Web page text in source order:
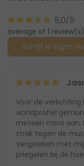
5,0/5
average of 1 review(s)
Schrijf je eigen
Voor de verlichting
wandprofiel
meteen mooi aan.
strak tegen de
Vergeleken met
priegelen bij de